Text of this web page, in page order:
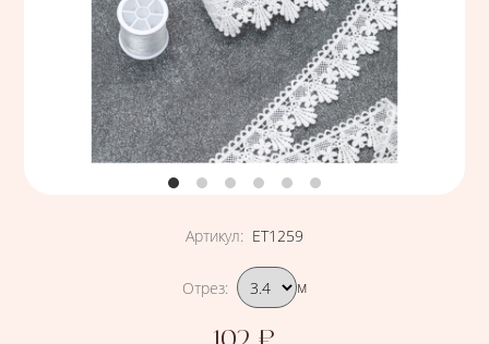
Артикул: ЕТ1259
Подобрать вариант
Отрез: м